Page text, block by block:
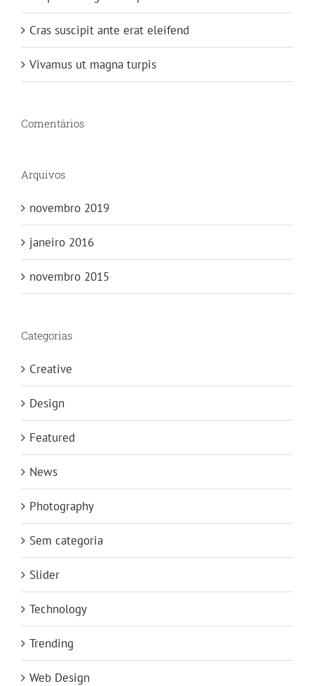
Cras suscipit ante erat eleifend
Vivamus ut magna turpis
Comentários
Arquivos
novembro 2019
janeiro 2016
novembro 2015
Categorias
Creative
Design
Featured
News
Photography
Sem categoria
Slider
Technology
Trending
Web Design